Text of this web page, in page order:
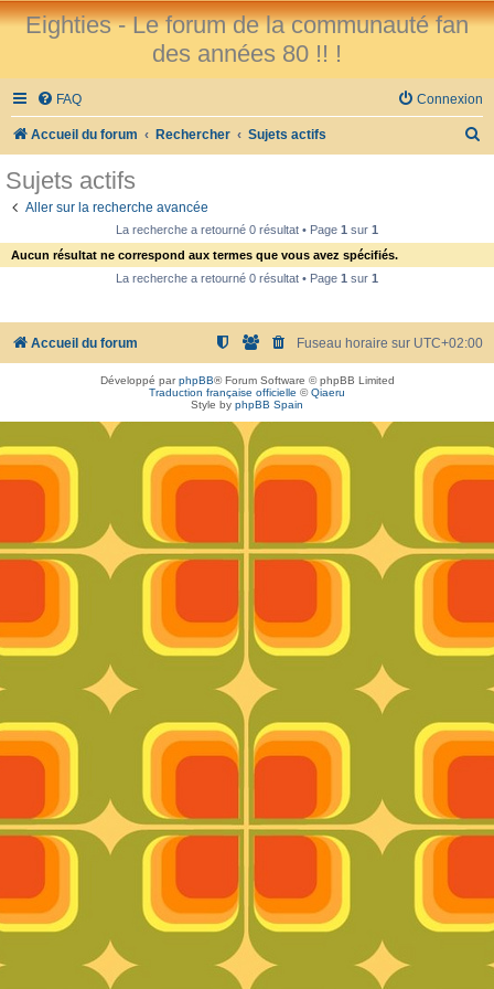
Eighties - Le forum de la communauté fan
des années 80 !! !
FAQ Connexion
Accueil du forum Rechercher Sujets actifs
e
Sujets actifs
Aller sur la recherche avancée
La recherche a retourné 0 résultat • Page 1 sur 1
Aucun résultat ne correspond aux termes que vous avez spécifiés.
La recherche a retourné 0 résultat • Page 1 sur 1
Accueil du forum Fuseau horaire sur UTC+02:00
Développé parphpBB® Forum Software © phpBB Limited
Traduction française officielle ©Qiaeru
Style by phpBB Spain